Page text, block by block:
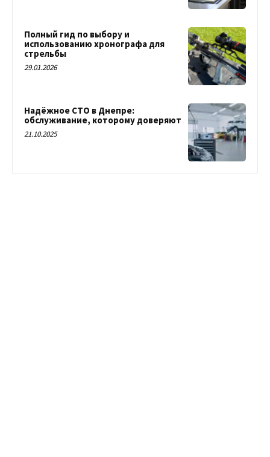
Полный гид по выбору и
использованию хронографа для
стрельбы
29.01.2026
Надёжное СТО в Днепре:
обслуживание, которому доверяют
21.10.2025